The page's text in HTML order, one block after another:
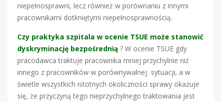
niepełnosprawni, lecz również w porównaniu z innymi
pracownikami dotkniętymi niepełnosprawnością.
Czy praktyka szpitala w ocenie TSUE może stanowić
dyskryminację bezpośrednią ? W ocenie TSUE gdy
pracodawca traktuje pracownika mniej przychylnie niż
innego z pracowników w porównywalnej sytuacji, a w
świetle wszystkich istotnych okoliczności sprawy okazuje
się, że przyczyną tego nieprzychylnego traktowania jest